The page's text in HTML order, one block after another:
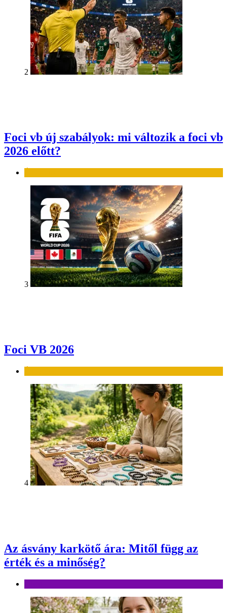
2
Foci vb új szabályok: mi változik a foci vb
2026 előtt?
3
Foci VB 2026
4
Az ásvány karkötő ára: Mitől függ az
érték és a minőség?